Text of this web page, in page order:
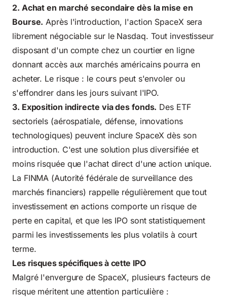
2. Achat en marché secondaire dès la mise en
Bourse. Après l'introduction, l'action SpaceX sera
librement négociable sur le Nasdaq. Tout investisseur
disposant d'un compte chez un courtier en ligne
donnant accès aux marchés américains pourra en
acheter. Le risque : le cours peut s'envoler ou
s'effondrer dans les jours suivant l'IPO.
3. Exposition indirecte via des fonds. Des ETF
sectoriels (aérospatiale, défense, innovations
technologiques) peuvent inclure SpaceX dès son
introduction. C'est une solution plus diversifiée et
moins risquée que l'achat direct d'une action unique.
La FINMA (Autorité fédérale de surveillance des
marchés financiers) rappelle régulièrement que tout
investissement en actions comporte un risque de
perte en capital, et que les IPO sont statistiquement
parmi les investissements les plus volatils à court
terme.
Les risques spécifiques à cette IPO
Malgré l'envergure de SpaceX, plusieurs facteurs de
risque méritent une attention particulière :